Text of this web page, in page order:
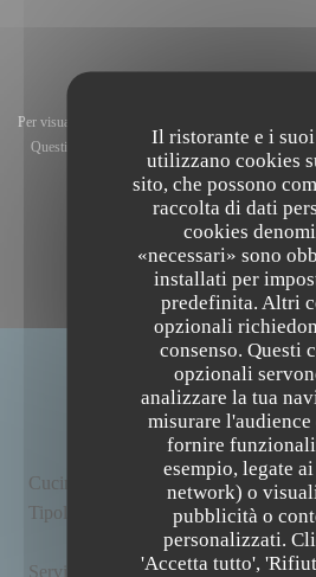
Il ristorante e i
utilizzano cookies
sito, che possono
raccolta di dati
cookies
«necessari» sono
installati per
predefinita. Altri
opzionali
consenso. Questi
opzionali
analizzare la tua
misurare l'audience
fornire
esempio, legate
network) o
pubblicità o
personalizzati.
'Accetta tutto',
Per visualizzare la mappa interattiva Waze, devi
Questi cookie possono raccogliere dati di
INFORMAZIONI
Cucina
Locale, , Bio, Fatto in casa,
Tipologia
BAR RESTAURANT
Ristorante Bistronomique,
Servizi
Wifi, Privatizzazione, Aria
The Friendly